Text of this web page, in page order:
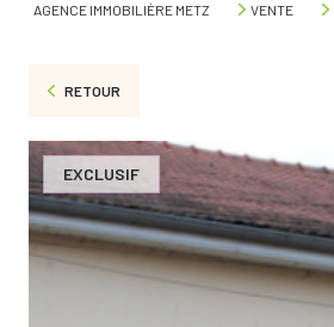
AGENCE IMMOBILIÈRE METZ VENTE
RETOUR
EXCLUSIF